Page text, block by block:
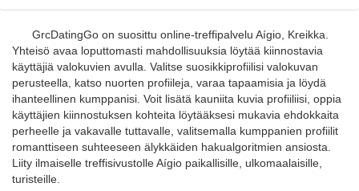
GrcDatingGo on suosittu online-treffipalvelu Aígio, Kreikka.
Yhteisö avaa loputtomasti mahdollisuuksia löytää kiinnostavia
käyttäjiä valokuvien avulla. Valitse suosikkiprofiilisi valokuvan
perusteella, katso nuorten profiileja, varaa tapaamisia ja löydä
ihanteellinen kumppanisi. Voit lisätä kauniita kuvia profiiliisi, oppia
käyttäjien kiinnostuksen kohteita löytääksesi mukavia ehdokkaita
perheelle ja vakavalle tuttavalle, valitsemalla kumppanien profiilit
romanttiseen suhteeseen älykkäiden hakualgoritmien ansiosta.
Liity ilmaiselle treffisivustolle Aígio paikallisille, ulkomaalaisille,
turisteille.